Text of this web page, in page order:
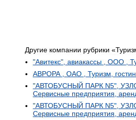
Другие компании рубрики
"Авитекс", авиакассы , ООО ,
АВРОРА , ОАО , Туризм,
"АВТОБУСНЫЙ ПАРК N5",
Сервисные предприятия,
"АВТОБУСНЫЙ ПАРК N5",
Сервисные предприятия,